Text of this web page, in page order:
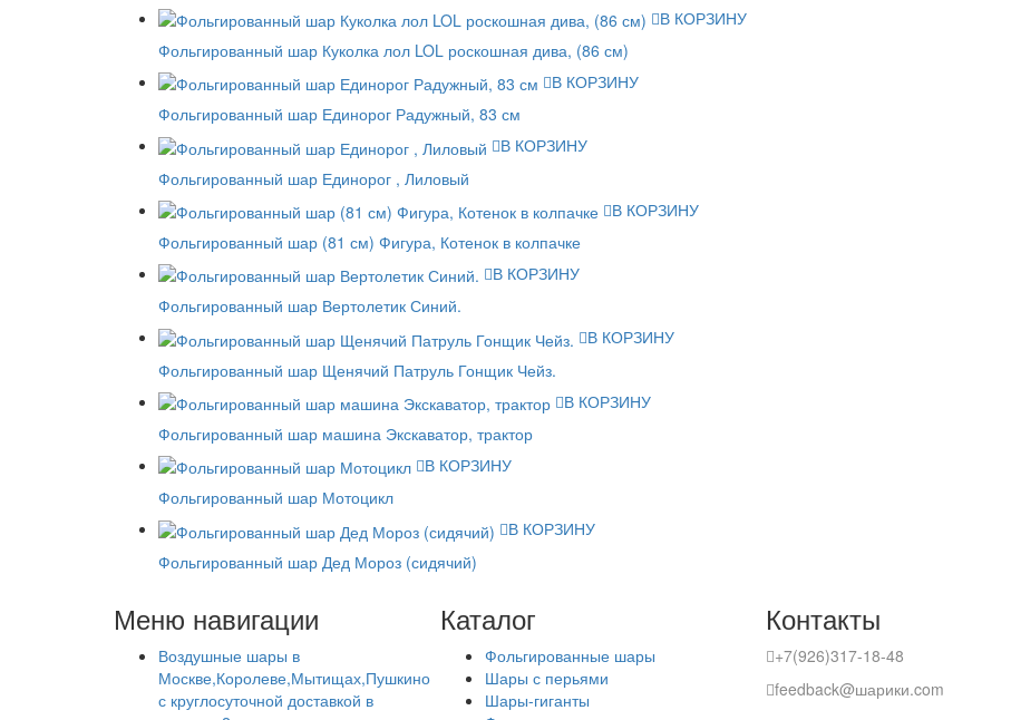
В КОРЗИНУ
Фольгированный шар Куколка лол LOL роскошная дива, (86 см)
В КОРЗИНУ
Фольгированный шар Единорог Радужный, 83 см
В КОРЗИНУ
Фольгированный шар Единорог , Лиловый
В КОРЗИНУ
Фольгированный шар (81 см) Фигура, Котенок в колпачке
В КОРЗИНУ
Фольгированный шар Вертолетик Синий.
В КОРЗИНУ
Фольгированный шар Щенячий Патруль Гонщик Чейз.
В КОРЗИНУ
Фольгированный шар машина Экскаватор, трактор
В КОРЗИНУ
Фольгированный шар Мотоцикл
В КОРЗИНУ
Фольгированный шар Дед Мороз (сидячий)
Меню навигации
Воздушные шары в
Москве,Королеве,Мытищах,Пушкино
с круглосуточной доставкой в
Каталог
Фольгированные шары
Шары с перьями
Шары-гиганты
Контакты
+7(926)317-18-48
feedback@шарики.com